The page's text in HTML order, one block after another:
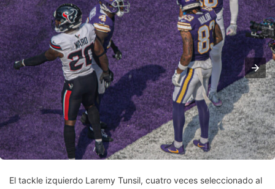
El tackle izquierdo Laremy Tunsil, cuatro veces seleccionado al